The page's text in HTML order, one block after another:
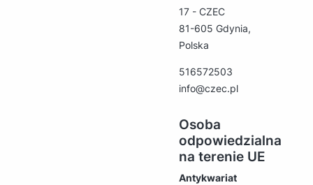
17 - CZEC
81-605 Gdynia,
Polska
516572503
info@czec.pl
Osoba
odpowiedzialna
na terenie UE
Antykwariat